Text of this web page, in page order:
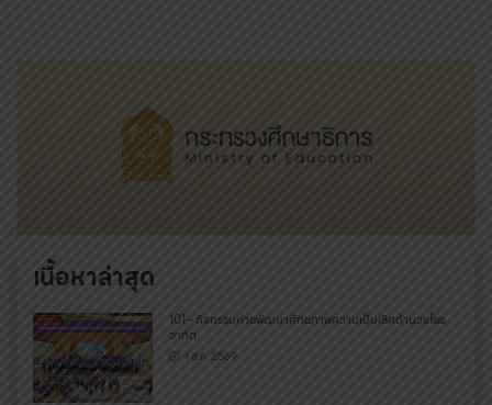
เนื้อหาล่าสุด
101 – กิจกรรมค่ายพัฒนาศักยภาพความเป็นเลิศด้านวงโยธ
วาทิต
1 ส.ค. 2569